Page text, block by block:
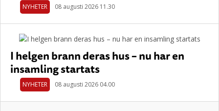
NYHETER 08 augusti 2026 11.30
I helgen brann deras hus – nu har en
insamling startats
NYHETER 08 augusti 2026 04.00